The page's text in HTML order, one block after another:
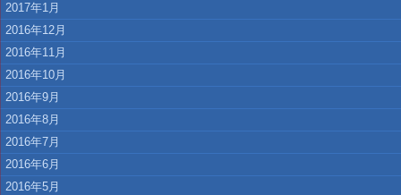
2017年1月
2016年12月
2016年11月
2016年10月
2016年9月
2016年8月
2016年7月
2016年6月
2016年5月